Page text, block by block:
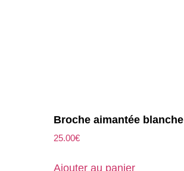
Broche aimantée blanche
25.00€
Ajouter au panier